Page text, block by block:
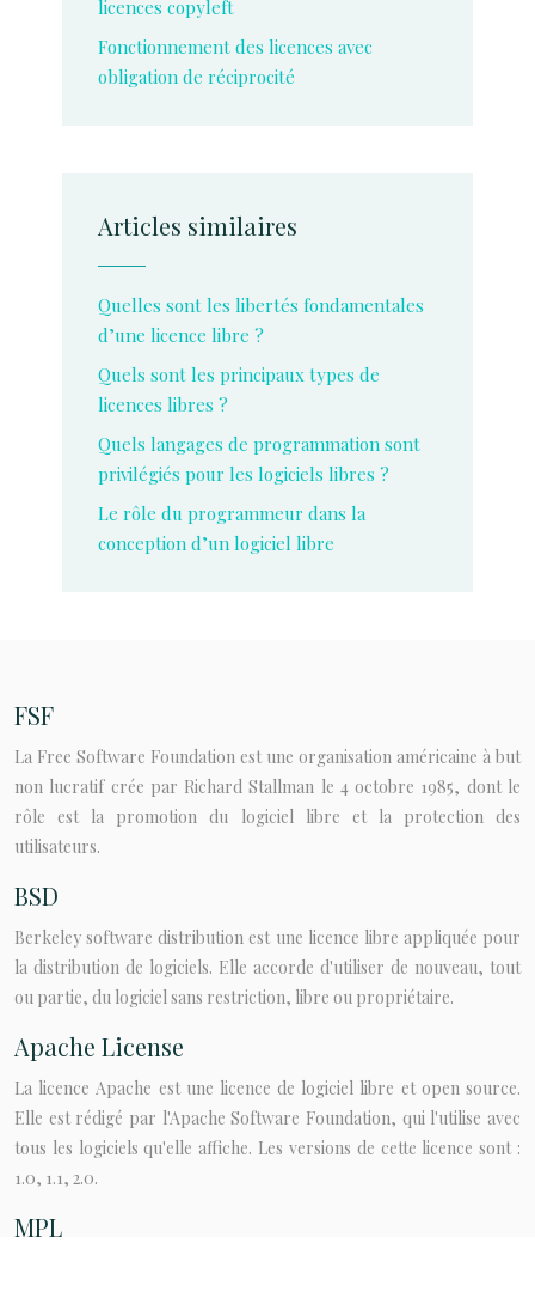
licences copyleft
Fonctionnement des licences avec
obligation de réciprocité
Articles similaires
Quelles sont les libertés fondamentales
d’une licence libre ?
Quels sont les principaux types de
licences libres ?
Quels langages de programmation sont
privilégiés pour les logiciels libres ?
Le rôle du programmeur dans la
conception d’un logiciel libre
FSF
La Free Software Foundation est une organisation américaine à but
non lucratif crée par Richard Stallman le 4 octobre 1985, dont le
rôle est la promotion du logiciel libre et la protection des
utilisateurs.
BSD
Berkeley software distribution est une licence libre appliquée pour
la distribution de logiciels. Elle accorde d'utiliser de nouveau, tout
ou partie, du logiciel sans restriction, libre ou propriétaire.
Apache License
La licence Apache est une licence de logiciel libre et open source.
Elle est rédigé par l'Apache Software Foundation, qui l'utilise avec
tous les logiciels qu'elle affiche. Les versions de cette licence sont :
1.0, 1.1, 2.0.
MPL